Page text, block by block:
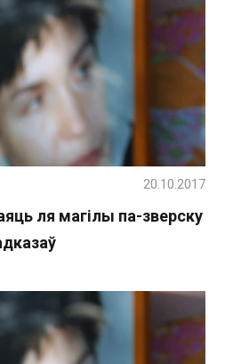
ля магілы па-зверску
20.10.2017